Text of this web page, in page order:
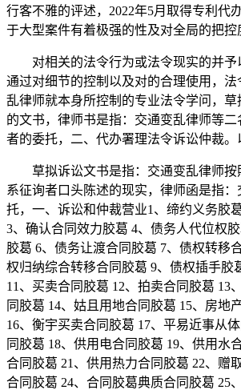
行客不雅的评述，2022年5月取得专利代
于大型案件有着极强的性及对全局的把控
对相关的法令行为或法令现实的并予
通过对细节的控制以及对的合理使用，
乱律师就本身所控制的专业法令学问，
的文书，律师书是指：交通变乱律师等
者的委托，二、代办署理法令诉讼仲裁。
草拟诉讼文书是指：交通变乱律师按
系征询者口头陈述的现实，律师函是指
托，一、诉讼和仲裁营业1、缔约义务胶
3、确认合同效力胶葛 4、债务人代位权
胶葛 6、债务让渡合同胶葛 7、债权转移
权归纳综合转移合同胶葛 9、债权插手胶
11、买卖合同胶葛 12、拍卖合同胶葛 13
同胶葛 14、姑且用地合同胶葛 15、房地
16、衡宇买卖合同胶葛 17、平易近事从
同胶葛 18、供用电合同胶葛 19、供用水
合同胶葛 21、供用热力合同胶葛 22、赠
合同胶葛 24、合同胶葛典质合同胶葛 25